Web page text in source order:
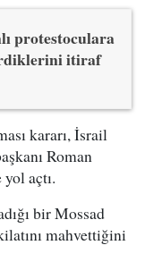
protestoculara
itiraf
kararı, İsrail
Roman
açtı.
bir Mossad
mahvettiğini